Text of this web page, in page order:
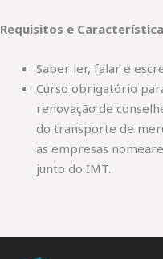
Requisitos e
Saber ler, falar e
Curso obrigatório
renovação de
do transporte de
as empresas
junto do IMT.